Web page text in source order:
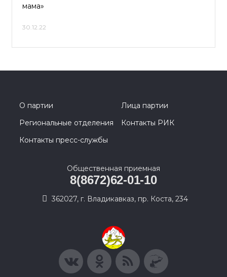
мама»
30.12.22
О партии
Лица партии
Региональные отделения
Контакты РИК
Контакты пресс-службы
Общественная приемная
8(8672)62-01-10
362027, г. Владикавказ, пр. Коста, 234